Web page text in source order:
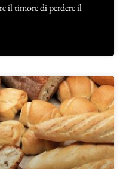
il timore di perdere il